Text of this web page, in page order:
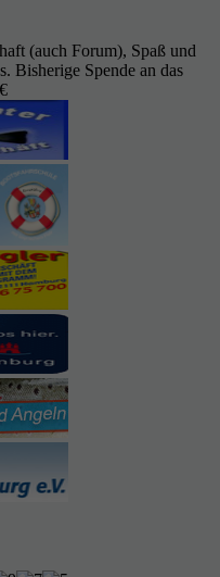
(auch Forum), Spaß und
Bisherige Spende an das